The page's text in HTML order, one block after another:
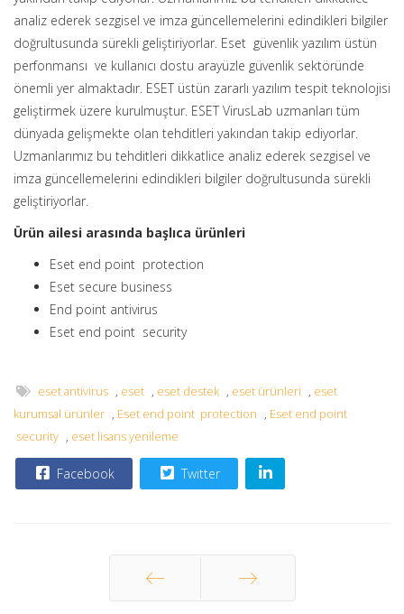
analiz ederek sezgisel ve imza güncellemelerini edindikleri bilgiler
doğrultusunda sürekli geliştiriyorlar. Eset güvenlik yazılım üstün
perfonmansı ve kullanıcı dostu arayüzle güvenlik sektöründe
önemli yer almaktadır. ESET üstün zararlı yazılım tespit teknolojisi
geliştirmek üzere kurulmuştur. ESET VirusLab uzmanları tüm
dünyada gelişmekte olan tehditleri yakından takip ediyorlar.
Uzmanlarımız bu tehditleri dikkatlice analiz ederek sezgisel ve
imza güncellemelerini edindikleri bilgiler doğrultusunda sürekli
geliştiriyorlar.
Ürün ailesi arasında başlıca ürünleri
Eset end point protection
Eset secure business
End point antivirus
Eset end point security
eset antivirus , eset , eset destek , eset ürünleri , eset
kurumsal ürünler , Eset end point protection , Eset end point
security , eset lisans yenileme
Facebook Twitter